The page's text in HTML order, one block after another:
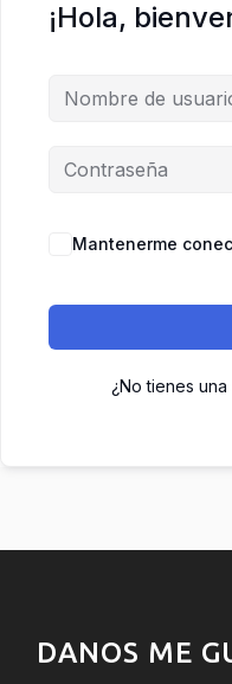
¡Hola,
Mantenerme
¿No tienes una
DANOS ME